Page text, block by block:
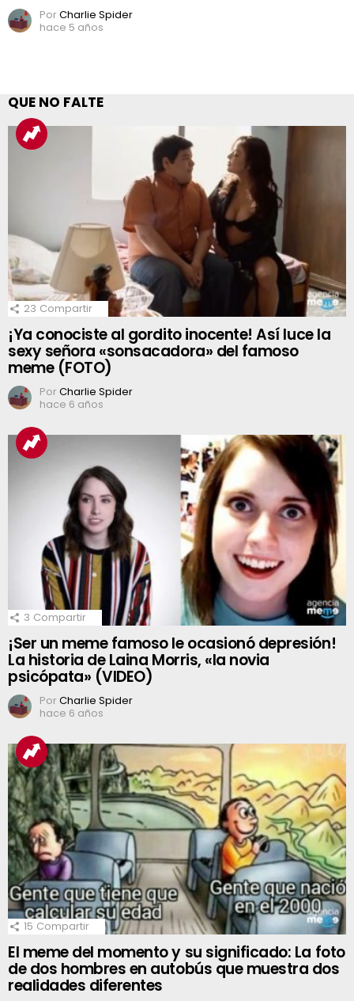
PorCharlie Spider
hace 5 años
QUE NO FALTE
23 Compartir
¡Ya conociste al gordito inocente! Así luce la
sexy señora «sonsacadora» del famoso
meme (FOTO)
PorCharlie Spider
hace 6 años
3 Compartir
¡Ser un meme famoso le ocasionó depresión!
La historia de Laina Morris, «la novia
psicópata» (VIDEO)
PorCharlie Spider
hace 6 años
15 Compartir
El meme del momento y su significado: La foto
de dos hombres en autobús que muestra dos
realidades diferentes